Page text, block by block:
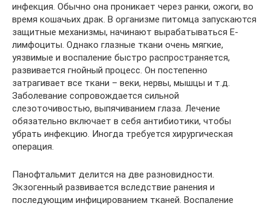
инфекция. Обычно она проникает через ранки, ожоги, во
время кошачьих драк. В организме питомца запускаются
защитные механизмы, начинают вырабатываться Е-
лимфоциты. Однако глазные ткани очень мягкие,
уязвимые и воспаление быстро распространяется,
развивается гнойный процесс. Он постепенно
затрагивает все ткани – веки, нервы, мышцы и т.д.
Заболевание сопровождается сильной
слезоточивостью, выпячиванием глаза. Лечение
обязательно включает в себя антибиотики, чтобы
убрать инфекцию. Иногда требуется хирургическая
операция.
Панофтальмит делится на две разновидности.
Экзогенный развивается вследствие ранения и
последующим инфицированием тканей. Воспаление